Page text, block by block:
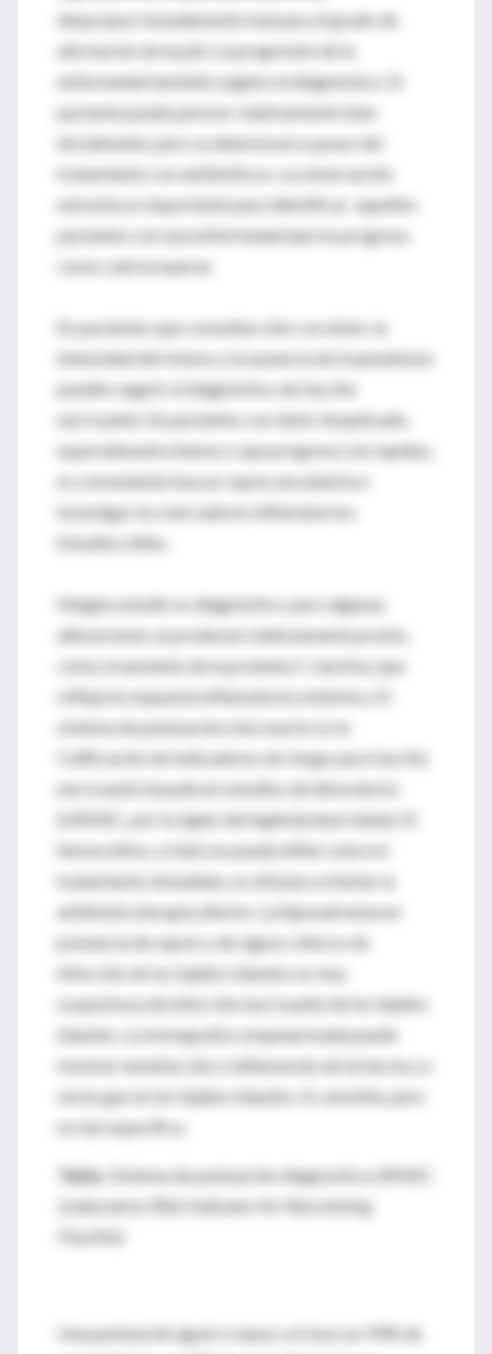
desproporcionadamente mal para el grado de
afectación de la piel. La progresión de la
enfermedad también sugiere el diagnóstico. El
paciente puede parecer relativamente bien
inicialmente, pero se deteriorará a pesar del
tratamiento con antibióticos. La observación
estrecha es importante para identificar aquellos
pacientes con una enfermedad que no progresa
como cabría esperar.
En pacientes que consultan sólo con dolor, la
intensidad del mismo y la ausencia de traumatismo
pueden sugerir el diagnóstico de fascitis
necrosante. En pacientes con dolor inexplicado,
especialmente intenso o que progresa con rapidez,
es conveniente buscar sepsis encubierta e
investigar los marcadores inflamatorios.
Estudios útiles.
Ningún estudio es diagnóstico, pero algunas
alteraciones se producen relativamente pronto,
como el aumento de la proteína C reactiva, que
refleja la respuesta inflamatoria sistémica. El
sistema de puntuación más exacto es la
Calificación de indicadores de riesgo para fascitis
necrosante basada en estudios de laboratorio
(LRINEC, por la siglas del inglés)(véase tabla). El
hemocultivo, si bien no puede influir sobre el
tratamiento inmediato, es útil para orientar la
antibioticoterapia ulterior. La hiponatremia en
presencia de sepsis y de signos clínicos de
infección de los tejidos blandos es muy
sospechosa de infección necrosante de los tejidos
blandos. La tomografía computarizada puede
mostrar tumefacción o inflamación de la fascia y a
veces gas en los tejidos blandos. Es sensible, pero
no tan específica.
Tabla.
Sistema de puntuación diagnostica LRINEC
(Laboratory Risk Indicator for Necrotizing
Fasciitis)
Una puntuación igual o mayor a 6 tuvo un 93% de